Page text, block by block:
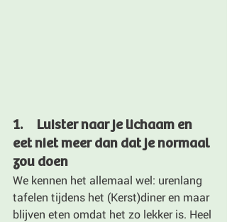
1.     Luister naar je lichaam en
eet niet meer dan dat je normaal
zou doen
We kennen het allemaal wel: urenlang
tafelen tijdens het (Kerst)diner en maar
blijven eten omdat het zo lekker is. Heel